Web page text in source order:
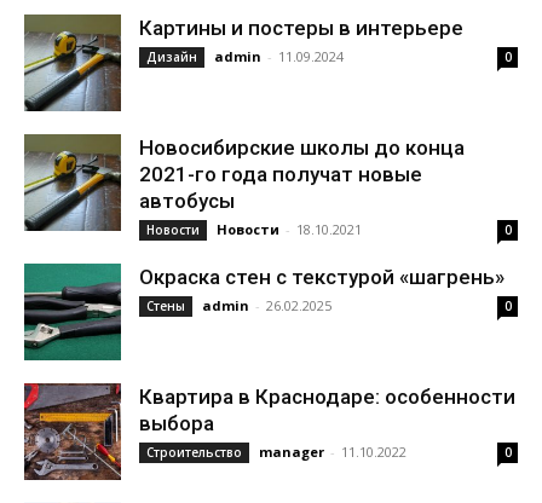
Картины и постеры в интерьере
Дизайн admin - 11.09.2024 0
Новосибирские школы до конца
2021-го года получат новые
автобусы
Новости Новости - 18.10.2021 0
Окраска стен с текстурой «шагрень»
Стены admin - 26.02.2025 0
Квартира в Краснодаре: особенности
выбора
Строительство manager - 11.10.2022 0